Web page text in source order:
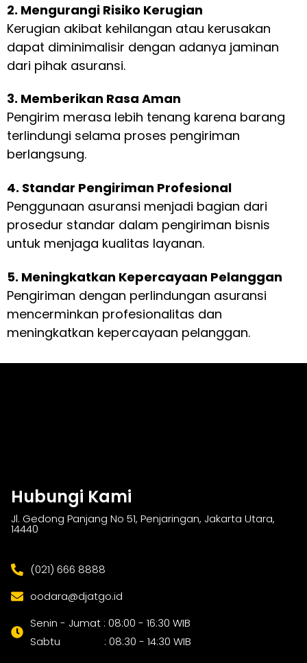
2. Mengurangi Risiko Kerugian
Kerugian akibat kehilangan atau kerusakan
dapat diminimalisir dengan adanya jaminan
dari pihak asuransi.
3. Memberikan Rasa Aman
Pengirim merasa lebih tenang karena barang
terlindungi selama proses pengiriman
berlangsung.
4. Standar Pengiriman Profesional
Penggunaan asuransi menjadi bagian dari
prosedur standar dalam pengiriman bisnis
untuk menjaga kualitas layanan.
5. Meningkatkan Kepercayaan Pelanggan
Pengiriman dengan perlindungan asuransi
mencerminkan profesionalitas dan
meningkatkan kepercayaan pelanggan.
Hubungi Kami
Jl. Gedong Panjang No 51, Penjaringan, Jakarta Utara,
14440
(021) 666 8888
oodara@djatgo.id
Senin - Jumat : 08:00 - 16:30 WIB
Sabtu : 08:30 - 14:30 WIB